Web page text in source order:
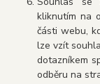
kliknutím na
části webu,
lze vzít
dotazníkem
odběru na